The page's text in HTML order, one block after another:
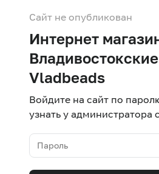
Сайт не опубликован
Интернет
Vladbeads
Войдите на сайт по
узнать у администратора